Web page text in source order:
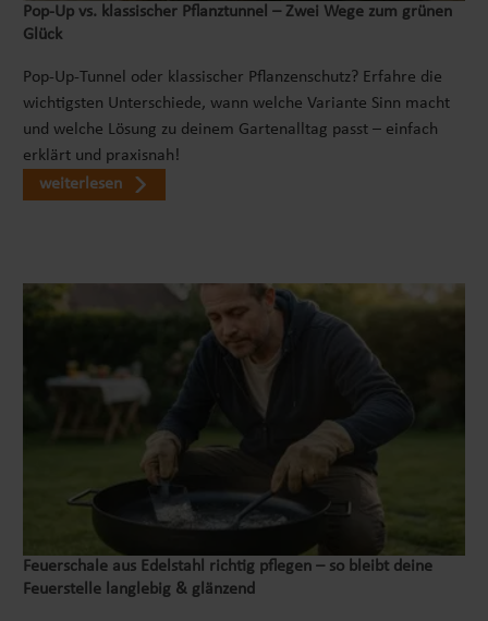
Pop‑Up vs. klassischer Pflanztunnel – Zwei Wege zum grünen
Glück
Pop-Up-Tunnel oder klassischer Pflanzenschutz? Erfahre die
wichtigsten Unterschiede, wann welche Variante Sinn macht
und welche Lösung zu deinem Gartenalltag passt – einfach
erklärt und praxisnah!
weiterlesen
Feuerschale aus Edelstahl richtig pflegen – so bleibt deine
Feuerstelle langlebig & glänzend